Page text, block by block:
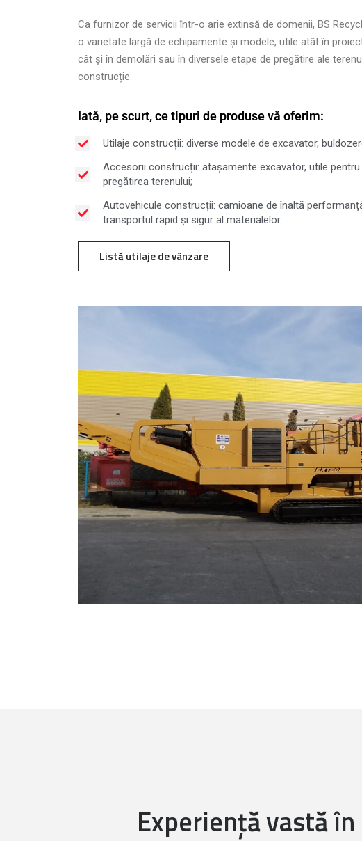
Ca furnizor de servicii într-o arie extinsă de domenii, BS
o varietate largă de echipamente și modele, utile atât în
cât și în demolări sau în diversele etape de pregătire ale
construcție.
Iată, pe scurt, ce tipuri de produse vă oferim:
Utilaje construcții: diverse modele de excavator,
Accesorii construcții: atașamente excavator, utile pentru
pregătirea terenului;
Autovehicule construcții: camioane de înaltă
transportul rapid și sigur al materialelor.
Listă utilaje de vânzare
Experiență vastă